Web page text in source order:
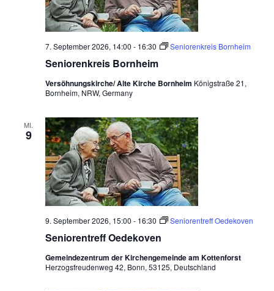
Seniorenkreis Bornheim
7. September 2026, 14:00 - 16:30 Seniorenkreis Bornheim
Versöhnungskirche/ Alte Kirche Bornheim Königstraße 21,
Bornheim, NRW, Germany
MI.
9
Seniorentreff Oedekoven
9. September 2026, 15:00 - 16:30 Seniorentreff Oedekoven
Gemeindezentrum der Kirchengemeinde am Kottenforst
Herzogsfreudenweg 42, Bonn, 53125, Deutschland